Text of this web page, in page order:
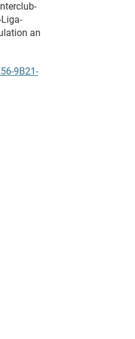
an
9B21-